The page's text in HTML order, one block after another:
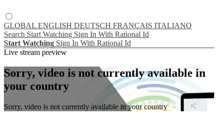
GLOBAL ENGLISH DEUTSCH FRANÇAIS ITALIANO
Search Start Watching Sign In With Rational Id
Start Watching Sign In With Rational Id
Live stream preview
Sorry, video is not currently available in
your country
Sorry, video is not currently available in your country